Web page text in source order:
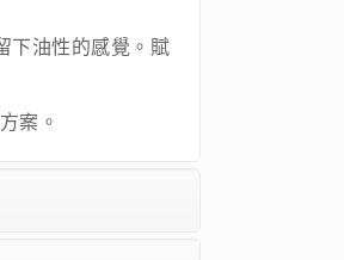
下油性的感覺。賦
案。